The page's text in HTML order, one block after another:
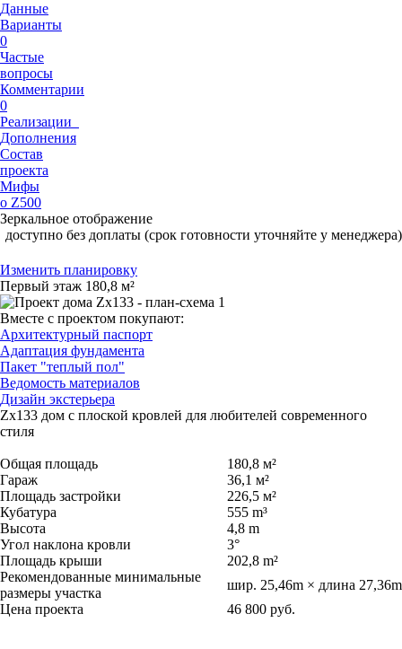
Данные
Варианты
0
Частые
вопросы
Комментарии
0
Реализации
Дополнения
Состав
проекта
Мифы
о Z500
Зеркальное отображение
доступно без доплаты (срок готовности уточняйте у менеджера)
Изменить планировку
Первый этаж 180,8 м²
Вместе с проектом покупают:
Архитектурный паспорт
Адаптация фундамента
Пакет "теплый пол"
Ведомость материалов
Дизайн экстерьера
Zx133 дом с плоской кровлей для любителей современного
стиля
Общая площадь
180,8 м²
Гараж
36,1 м²
Площадь застройки
226,5 м²
Кубатура
555 m³
Высота
4,8 m
Угол наклона кровли
3°
Площадь крыши
202,8 m²
Рекомендованные минимальные
размеры участка
шир. 25,46m × длина 27,36m
Цена проекта
46 800 руб.